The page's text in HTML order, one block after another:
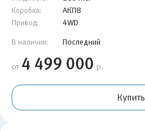
Коробка: АКП8
Привод: 4WD
В наличии: Последний
от 4 499 000 р.
Купить